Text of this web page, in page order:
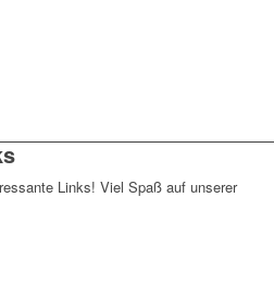
Links! Viel Spaß auf unserer